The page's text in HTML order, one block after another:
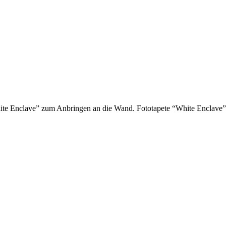
Enclave” zum Anbringen an die Wand. Fototapete “White